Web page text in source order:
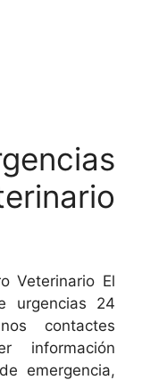
Veterinario El
urgencias 24
contactes
información
emergencia,